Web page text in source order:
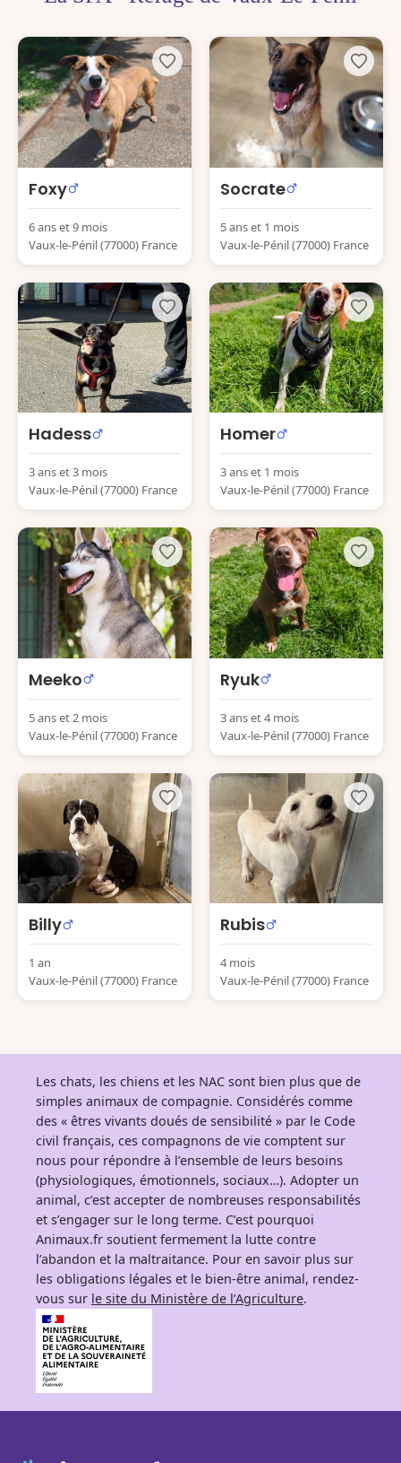
Foxy
6 ans et 9 mois
Vaux-le-Pénil (77000) France
Socrate
5 ans et 1 mois
Vaux-le-Pénil (77000) France
Hadess
3 ans et 3 mois
Vaux-le-Pénil (77000) France
Homer
3 ans et 1 mois
Vaux-le-Pénil (77000) France
Meeko
5 ans et 2 mois
Vaux-le-Pénil (77000) France
Ryuk
3 ans et 4 mois
Vaux-le-Pénil (77000) France
Billy
1 an
Vaux-le-Pénil (77000) France
Rubis
4 mois
Vaux-le-Pénil (77000) France
Les chats, les chiens et les NAC sont bien plus que de
simples animaux de compagnie. Considérés comme
des « êtres vivants doués de sensibilité » par le Code
civil français, ces compagnons de vie comptent sur
nous pour répondre à l’ensemble de leurs besoins
(physiologiques, émotionnels, sociaux…). Adopter un
animal, c’est accepter de nombreuses responsabilités
et s’engager sur le long terme. C’est pourquoi
Animaux.fr soutient fermement la lutte contre
l’abandon et la maltraitance. Pour en savoir plus sur
les obligations légales et le bien-être animal, rendez-
vous sur le site du Ministère de l’Agriculture.